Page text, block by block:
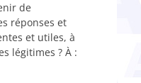
de
réponses et
et utiles, à
légitimes ? À :